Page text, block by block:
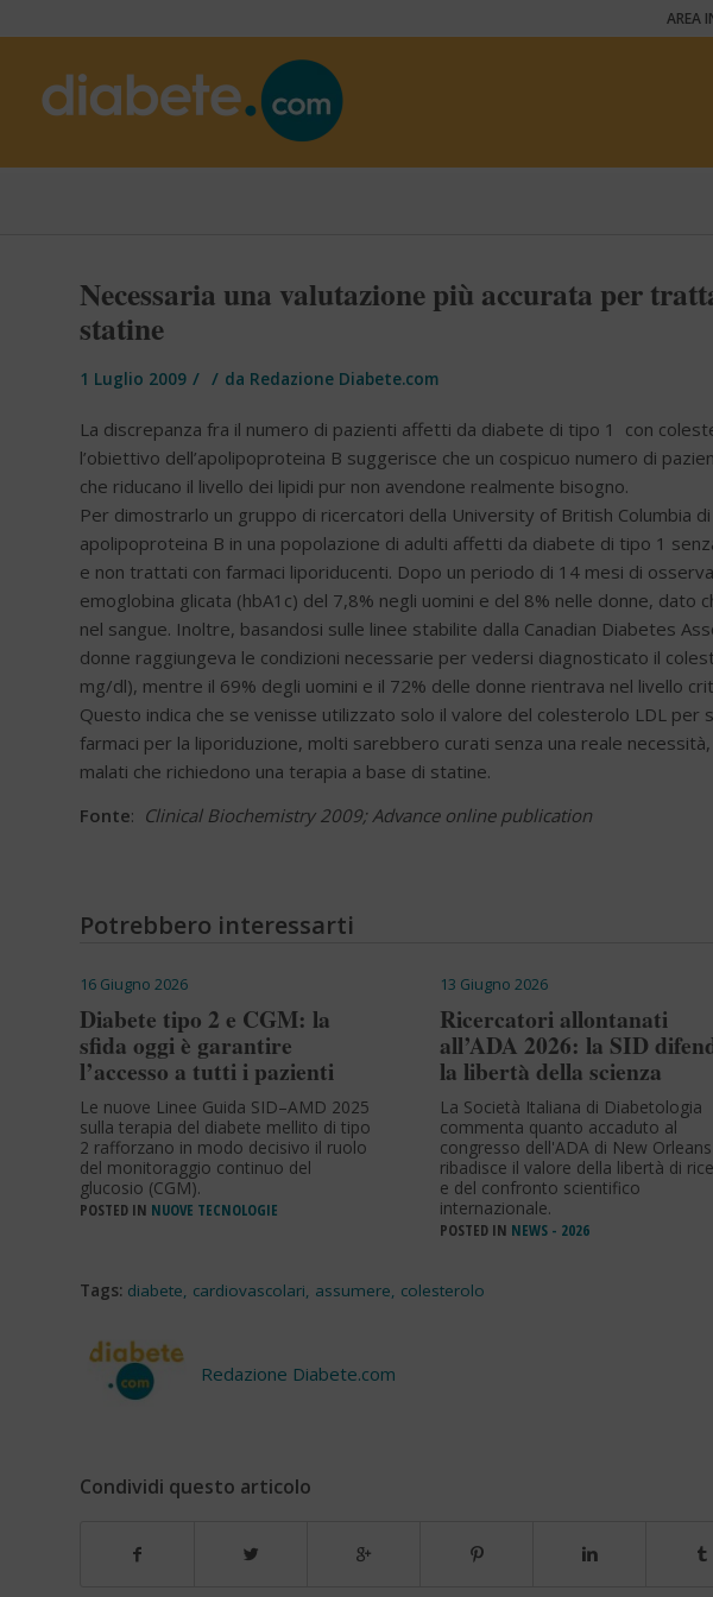
AREA
Necessaria una valutazione più accurata per
statine
1 Luglio 2009 / / da Redazione Diabete.com
La discrepanza fra il numero di pazienti affetti da diabete di tipo 1 con
l’obiettivo dell’apolipoproteina B suggerisce che un cospicuo numero di
che riducano il livello dei lipidi pur non avendone realmente bisogno.
Per dimostrarlo un gruppo di ricercatori della University of British Columbia
apolipoproteina B in una popolazione di adulti affetti da diabete di tipo 1
e non trattati con farmaci liporiducenti. Dopo un periodo di 14 mesi di
emoglobina glicata (hbA1c) del 7,8% negli uomini e del 8% nelle donne, dato
nel sangue. Inoltre, basandosi sulle linee stabilite dalla Canadian Diabetes
donne raggiungeva le condizioni necessarie per vedersi diagnosticato il
mg/dl), mentre il 69% degli uomini e il 72% delle donne rientrava nel livello
Questo indica che se venisse utilizzato solo il valore del colesterolo LDL per
farmaci per la liporiduzione, molti sarebbero curati senza una reale
malati che richiedono una terapia a base di statine.
Fonte: Clinical Biochemistry 2009; Advance online publication
Potrebbero interessarti
16 Giugno 2026
Diabete tipo 2 e CGM: la
sfida oggi è garantire
l’accesso a tutti i pazienti
Le nuove Linee Guida SID–AMD 2025
sulla terapia del diabete mellito di tipo
2 rafforzano in modo decisivo il ruolo
del monitoraggio continuo del
glucosio (CGM).
POSTED IN NUOVE TECNOLOGIE
13 Giugno 2026
Ricercatori allontanati
all’ADA 2026: la SID
la libertà della scienza
La Società Italiana di Diabetologia
commenta quanto accaduto al
congresso dell'ADA di New
ribadisce il valore della libertà di
e del confronto scientifico
internazionale.
POSTED IN NEWS - 2026
Tags: diabete, cardiovascolari, assumere, colesterolo
Redazione Diabete.com
Condividi questo articolo